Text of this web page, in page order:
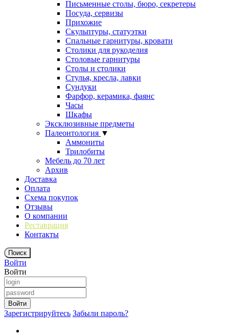
Письменные столы, бюро, секретеры
Посуда, сервизы
Прихожие
Скульптуры, статуэтки
Спальные гарнитуры, кровати
Столики для рукоделия
Столовые гарнитуры
Столы и столики
Стулья, кресла, лавки
Сундуки
Фарфор, керамика, фаянс
Часы
Шкафы
Эксклюзивные предметы
Палеонтология ▼
Аммониты
Трилобиты
Мебель до 70 лет
Архив
Доставка
Оплата
Схема покупок
Отзывы
О компании
Реставрация
Контакты
Войти
Войти
Зарегистрируйтесь Забыли пароль?